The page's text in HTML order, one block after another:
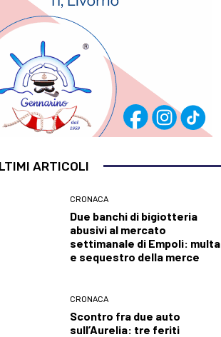
ARTICOLI
CRONACA
Due banchi di bigiotteria
abusivi al mercato
settimanale di Empoli: multa
e sequestro della merce
CRONACA
Scontro fra due auto
sull’Aurelia: tre feriti